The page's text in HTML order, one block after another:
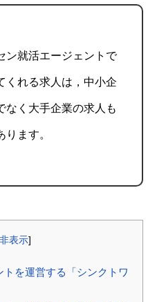
ン就活エージェントで
くれる求人は，中小企
なく大手企業の求人も
ります。
非表示]
を運営する「シンクトワ